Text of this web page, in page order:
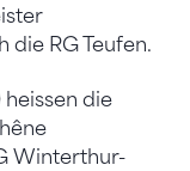
die RG Teufen.
heissen die
Winterthur-